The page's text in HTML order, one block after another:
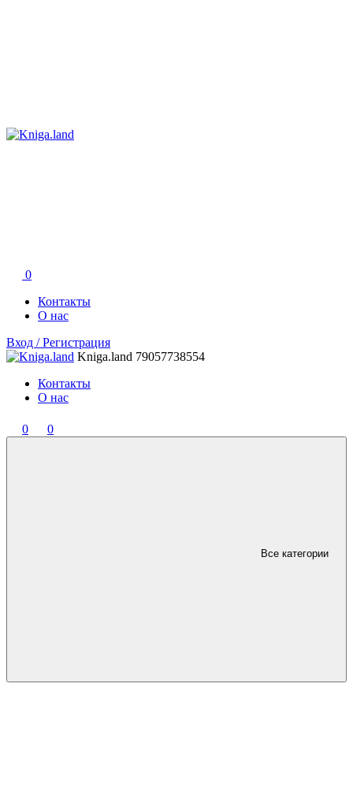
0
Контакты
О нас
Вход / Регистрация
Kniga.land 79057738554
Контакты
О нас
0 0
Все категории